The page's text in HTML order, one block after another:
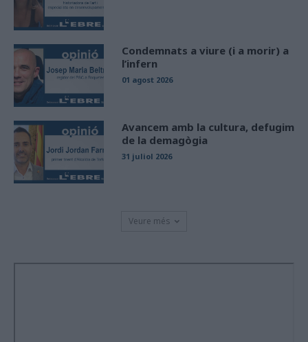
Condemnats a viure (i a morir) a
l’infern
01 agost 2026
Avancem amb la cultura, defugim
de la demagògia
31 juliol 2026
Veure més